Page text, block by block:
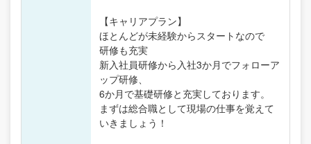
【キャリアプラン】
ほとんどが未経験からスタートなので
研修も充実
新入社員研修から入社3か月でフォローア
ップ研修、
6か月で基礎研修と充実しております。
まずは総合職として現場の仕事を覚えて
いきましょう！